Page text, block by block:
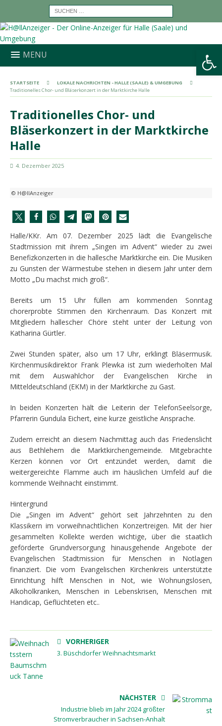
Werkzeugleiste öffnen
MENU
STARTSEITE
LOKALE NACHRICHTEN - HALLE (SAALE) & UMGEBUNG
Traditionelles Chor- und Bläserkonzert in der Marktkirche Halle
Traditionelles Chor- und
Bläserkonzert in der Marktkirche
Halle
4. Dezember 2025
© H@llAnzeiger
Halle/KKr. Am 07. Dezember 2025 lädt die Evangelische
Stadtmission mit ihrem „Singen im Advent“ wieder zu zwei
Benefizkonzerten in die hallesche Marktkirche ein. Die Musiken
zu Gunsten der Wärmestube stehen in diesem Jahr unter dem
Motto „Du machst mich groß“.
Bereits um 15 Uhr füllen am kommenden Sonntag
chorerprobte Stimmen den Kirchenraum. Das Konzert mit
Mitgliedern hallescher Chöre steht unter der Leitung von
Katharina Gürtler.
Zwei Stunden später, also um 17 Uhr, erklingt Bläsermusik.
Kirchenmusikdirektor Frank Plewka ist zum wiederholten Mal
mit dem Auswahlchor der Evangelischen Kirche in
Mitteldeutschland (EKM) in der Marktkirche zu Gast.
In beiden Konzerten hält die Leiterin der TelefonSeelsorge,
Pfarrerin Gundula Eichert, eine kurze geistliche Ansprache.
Zudem erreicht an diesem Nachmittag auch das Friedenslicht
aus Bethlehem die Marktkirchengemeinde. Mitgebrachte
Kerzen können vor Ort entzündet werden, damit die
weitergereichte Flamme auch im häuslichen Umfeld auf die
kommende Weihnacht einstimmt.
Hintergrund
Die „Singen im Advent“ gehört seit Jahrzehnten zu den
Klassikern im vorweihnachtlichen Konzertreigen. Mit der hier
gesammelten Kollekte werden wichtige, über die staatlich
geförderte Grundversorgung hinausgehende Angebote der
Evangelischen Stadtmission für Menschen in Notlagen
finanziert. Die vom Evangelischen Kirchenkreis unterstützte
Einrichtung hilft Menschen in Not, wie Wohnungslosen,
Alkoholkranken, Menschen in Lebenskrisen, Menschen mit
Handicap, Geflüchteten etc..
VORHERIGER
3. Büschdorfer Weihnachtsmarkt
NÄCHSTER
Industrie blieb im Jahr 2024 größter
Stromverbraucher in Sachsen-Anhalt